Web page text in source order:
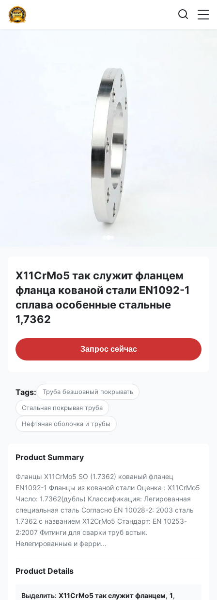
X11CrMo5 так служит фланцем
фланца кованой стали EN1092-1
сплава особенные стальные
1,7362
Запрос сейчас
Tags: Труба безшовный покрывать
Стальная покрывая труба
Нефтяная оболочка и трубы
Product Summary
Фланцы X11CrMo5 SO (1.7362) кованый фланец
EN1092-1 Фланцы из кованой стали Оценка : X11CrMo5
Число: 1.7362(дубль) Классификация: Легированная
специальная сталь Согласно EN 10028-2: 2003 сталь
1.7362 с названием X12CrMo5 Стандарт: EN 10253-
2:2007 Фитинги для сварки труб встык.
Нелегированные и ферри...
Product Details
Выделить: X11CrMo5 так служит фланцем, 1,